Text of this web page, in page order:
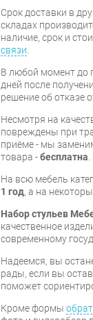
Срок доставки в
складах
наличие, срок и
связи
В любой момент до
дней после
решение об отказе
Несмотря на
повреждены при
приёме - мы
товара -бесплатна
На всю мебель
1 год, а на
Набор стульев
качественное
современному
Надеемся, вы
рады, если вы
поможет
Кроме формы